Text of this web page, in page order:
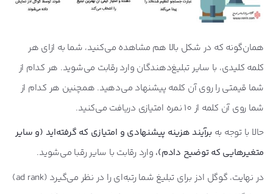
همان‌گونه که در شکل بالا هم مشاهده می‌کنید، شما به ازای هر
کلمه کلیدی، با سایر تبلیغ‌دهندگان وارد رقابت می‌شوید. هر کدام از
شما قیمتی را روی آن کلمه پیشنهاد می‌دهید. همچنین هر کدام از
شما روی آن کلمه از 10 نمره امتیازی دریافت می‌کنید.
حالا با توجه به برآیند هزینه پیشنهادی و امتیازی که گرفته‌اید (و سایر
متغیرهایی که توضیح دادم)، وارد رقابت با سایر رقبا می‌شوید.
در نهایت، گوگل ادز برای تبلیغ شما رتبه‌ای را در نظر می‌گیرد (ad rank)